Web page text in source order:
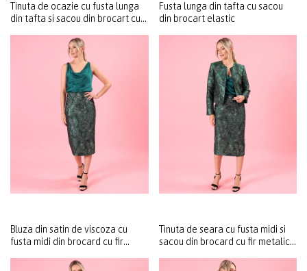
Tinuta de ocazie cu fusta lunga
din tafta si sacou din brocart cu
Fusta lunga din tafta cu sacou
din brocart elastic
Bluza din satin de viscoza cu
fusta midi din brocard cu fir
Tinuta de seara cu fusta midi si
sacou din brocard cu fir metalic